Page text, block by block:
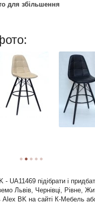
для збільшення
- UA11469 підібрати і
Львів, Чернівці, Рівне,
Alex BK на сайті К-Мебель